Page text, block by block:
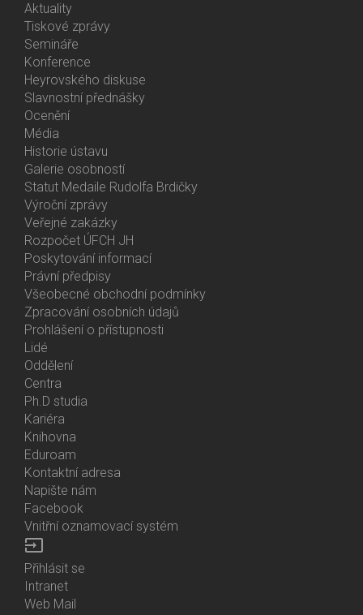
Bottom
Menu
Activities
Aktuality
Tiskové zprávy
Semináře
Konference
Heyrovského diskuse
Slavnostní přednášky
Ocenění
Média
Historie ústavu
Galerie osobností
Statut Medaile Rudolfa Brdičky
Bottom
Menu
About
Us
Výroční zprávy
Veřejné zakázky
Rozpočet ÚFCH JH
Poskytování informací
Právní předpisy
Všeobecné obchodní podmínky
Zpracování osobních údajů
Prohlášení o přístupnosti
Bottom
Menu
Contacts
Lidé
Oddělení
Centra
Ph.D studia
Kariéra
Knihovna
Eduroam
Kontaktní adresa
Napište nám
Facebook
Vnitřní oznamovací systém
input
Bottom
Menu
Přihlásit se
Intranet
Web Mail